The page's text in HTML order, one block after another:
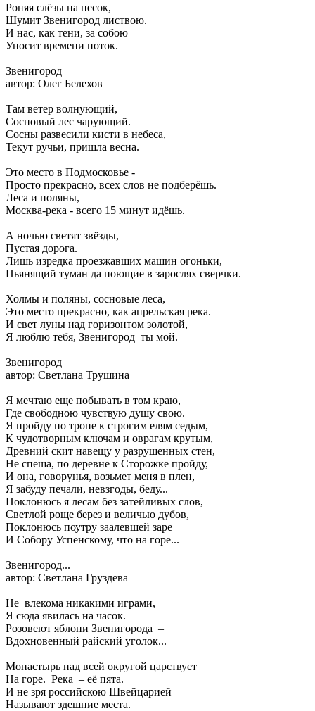
Роняя слёзы на песок,
Шумит Звенигород листвою.
И нас, как тени, за собою
Уносит времени поток.
Звенигород
автор: Олег Белехов
Там ветер волнующий,
Сосновый лес чарующий.
Сосны развесили кисти в небеса,
Текут ручьи, пришла весна.
Это место в Подмосковье -
Просто прекрасно, всех слов не подберёшь.
Леса и поляны,
Москва-река - всего 15 минут идёшь.
А ночью светят звёзды,
Пустая дорога.
Лишь изредка проезжавших машин огоньки,
Пьянящий туман да поющие в зарослях сверчки.
Холмы и поляны, сосновые леса,
Это место прекрасно, как апрельская река.
И свет луны над горизонтом золотой,
Я люблю тебя, Звенигород ты мой.
Звенигород
автор: Светлана Трушина
Я мечтаю еще побывать в том краю,
Где свободною чувствую душу свою.
Я пройду по тропе к строгим елям седым,
К чудотворным ключам и оврагам крутым,
Древний скит навещу у разрушенных стен,
Не спеша, по деревне к Сторожке пройду,
И она, говорунья, возьмет меня в плен,
Я забуду печали, невзгоды, беду...
Поклонюсь я лесам без затейливых слов,
Светлой роще берез и величью дубов,
Поклонюсь поутру заалевшей заре
И Собору Успенскому, что на горе...
Звенигород...
автор: Светлана Груздева
Не влекома никакими играми,
Я сюда явилась на часок.
Розовеют яблони Звенигорода –
Вдохновенный райский уголок...
Монастырь над всей округой царствует
На горе. Река – её пята.
И не зря российскою Швейцарией
Называют здешние места.